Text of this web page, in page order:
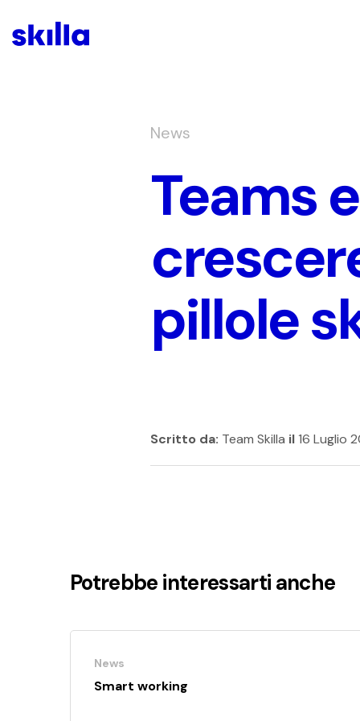
News
Teams
pillole
Scritto da: Team Skilla il16 Luglio
Potrebbe interessarti anche
News
Smart working